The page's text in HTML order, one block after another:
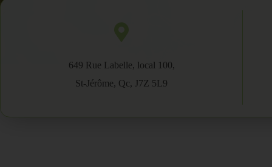
649 Rue Labelle, local 100,
St-Jérôme, Qc, J7Z 5L9